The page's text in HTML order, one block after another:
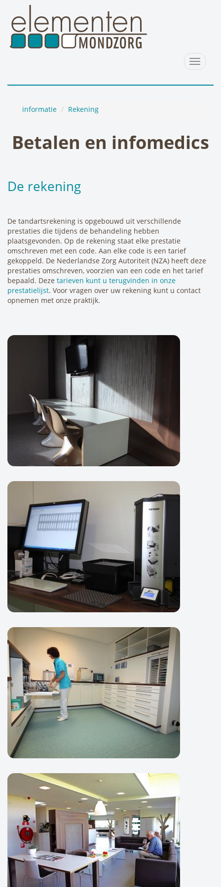
Toggle
informatie Rekening
Betalen en infomedics
De rekening
De tandartsrekening is opgebouwd uit verschillende
prestaties die tijdens de behandeling hebben
plaatsgevonden. Op de rekening staat elke prestatie
omschreven met een code. Aan elke code is een tarief
gekoppeld. De Nederlandse Zorg Autoriteit (NZA) heeft deze
prestaties omschreven, voorzien van een code en het tarief
bepaald. Deze tarieven kunt u terugvinden in onze
prestatielijst. Voor vragen over uw rekening kunt u contact
opnemen met onze praktijk.